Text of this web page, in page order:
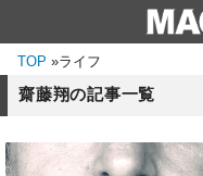
TOP »ライフ
齋藤翔の記事一覧